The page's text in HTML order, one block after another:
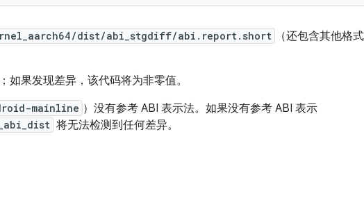
dist/abi_stgdiff/abi.report.short
（还包含其他格
如果发现差异，该代码将为非零值。
mainline ）没有参考 ABI 表示法。如果没有参考 ABI 表示
将无法检测到任何差异。